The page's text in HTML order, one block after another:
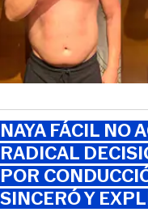
NAYA FÁCIL NO
RADICAL
POR
SINCERÓ Y